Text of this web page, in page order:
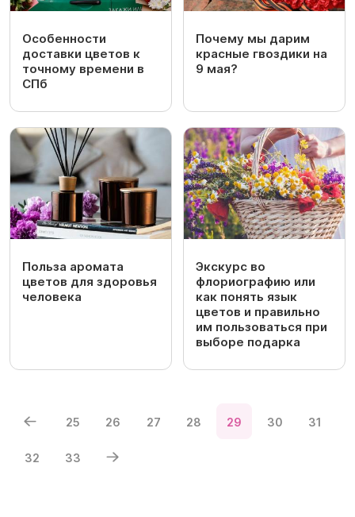
Особенности
доставки цветов к
точному времени в
СПб
Почему мы дарим
красные гвоздики на
9 мая?
Польза аромата
цветов для здоровья
человека
Экскурс во
флориографию или
как понять язык
цветов и правильно
им пользоваться при
выборе подарка
25 26 27 28 29 30 31
32 33